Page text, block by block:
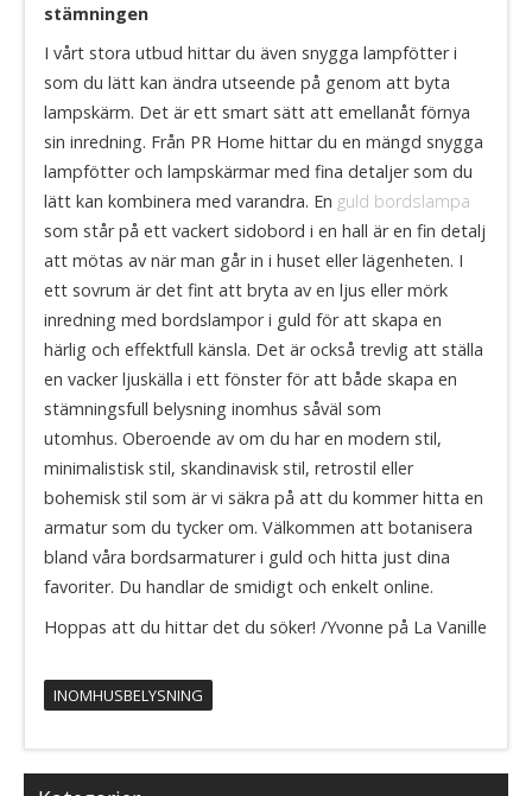
stämningen
I vårt stora utbud hittar du även snygga lampfötter i
som du lätt kan ändra utseende på genom att byta
lampskärm. Det är ett smart sätt att emellanåt förnya
sin inredning. Från PR Home hittar du en mängd snygga
lampfötter och lampskärmar med fina detaljer som du
lätt kan kombinera med varandra. En guld bordslampa
som står på ett vackert sidobord i en hall är en fin detalj
att mötas av när man går in i huset eller lägenheten. I
ett sovrum är det fint att bryta av en ljus eller mörk
inredning med bordslampor i guld för att skapa en
härlig och effektfull känsla. Det är också trevlig att ställa
en vacker ljuskälla i ett fönster för att både skapa en
stämningsfull belysning inomhus såväl som
utomhus. Oberoende av om du har en modern stil,
minimalistisk stil, skandinavisk stil, retrostil eller
bohemisk stil som är vi säkra på att du kommer hitta en
armatur som du tycker om. Välkommen att botanisera
bland våra bordsarmaturer i guld och hitta just dina
favoriter. Du handlar de smidigt och enkelt online.
Hoppas att du hittar det du söker! /Yvonne på La Vanille
INOMHUSBELYSNING